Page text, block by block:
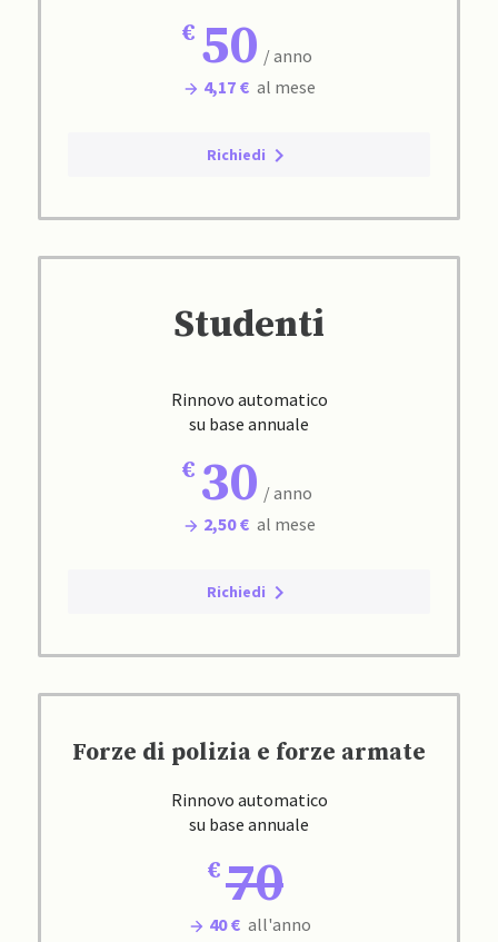
50 / anno
4,17 € al mese
Richiedi
Studenti
Rinnovo automatico
su base annuale
30 / anno
2,50 € al mese
Richiedi
Forze di polizia e forze armate
Rinnovo automatico
su base annuale
70
40 € all'anno